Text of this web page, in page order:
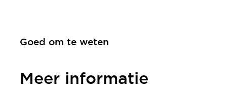
Goed om te weten
Meer informatie